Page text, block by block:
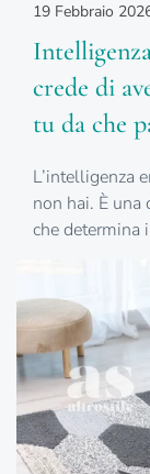
19 Febbraio
crede di
tu da che
L’intelligenza
non hai. È una
che determina